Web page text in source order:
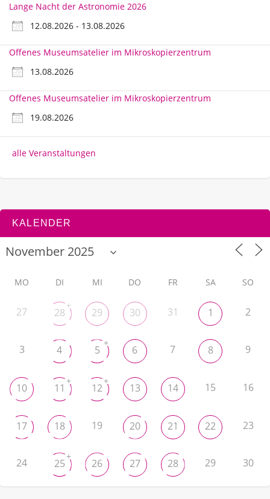
Lange Nacht der Astronomie 2026
12.08.2026 - 13.08.2026
Offenes Museumsatelier im Mikroskopierzentrum
13.08.2026
Offenes Museumsatelier im Mikroskopierzentrum
19.08.2026
alle Veranstaltungen
KALENDER
MO DI MI DO FR SA SO
27 28
+
29 30 31 1 2
3 4 5
+
6 7 8 9
10 11
+
12
+
13 14 15 16
17 18 19 20 21 22 23
24 25
+
26 27 28 29 30